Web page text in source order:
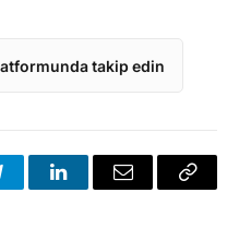
takip edin
LinkedInE-